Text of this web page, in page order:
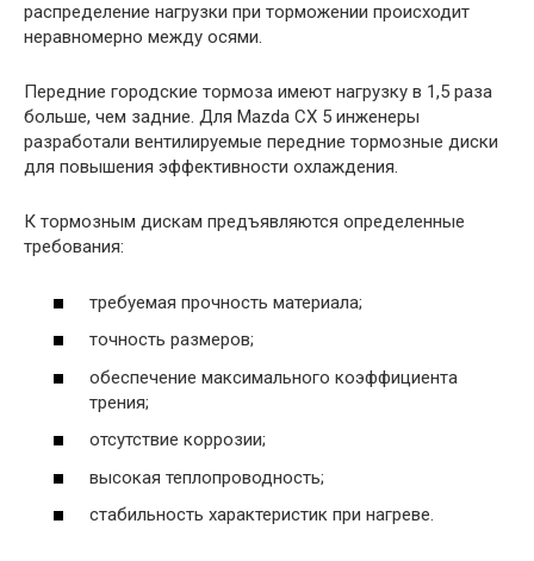
распределение нагрузки при торможении происходит
неравномерно между осями.
Передние городские тормоза имеют нагрузку в 1,5 раза
больше, чем задние. Для Mazda CX 5 инженеры
разработали вентилируемые передние тормозные диски
для повышения эффективности охлаждения.
К тормозным дискам предъявляются определенные
требования:
требуемая прочность материала;
точность размеров;
обеспечение максимального коэффициента
трения;
отсутствие коррозии;
высокая теплопроводность;
стабильность характеристик при нагреве.